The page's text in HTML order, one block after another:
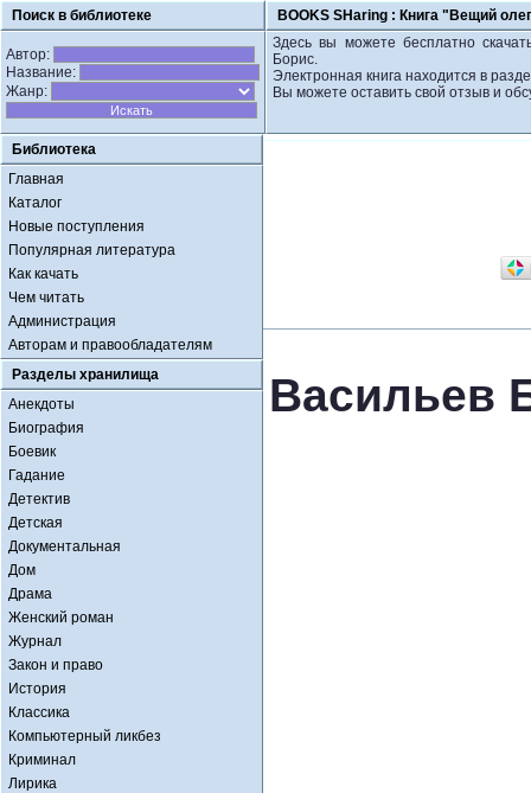
Поиск в библиотеке BOOKS SHaring : Книга "Вещий
Автор:
Название:
Жанр:
Здесь вы можете бесплатно
Борис.
Электронная книга находится в
Вы можете оставить свой отзыв и
Библиотека
Главная
Каталог
Новые поступления
Популярная литература
Как качать
Чем читать
Администрация
Авторам и правообладателям
Разделы хранилища
Анекдоты
Биография
Боевик
Гадание
Детектив
Детская
Документальная
Дом
Драма
Женский роман
Журнал
Закон и право
История
Классика
Компьютерный ликбез
Криминал
Лирика
Васильев